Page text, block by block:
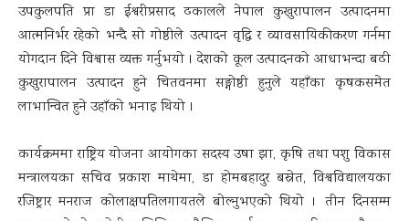
उपकुलपति प्रा डा ईश्वरीप्रसाद ढकालले नेपाल कुखुरापालन उत्पादनमा
आत्मनिर्भर रहेको भन्दै सो गोष्ठीले उत्पादन वृद्धि र व्यावसायिकीकरण गर्नमा
योगदान दिने विश्वास व्यक्त गर्नुभयो । देशको कूल उत्पादनको आधाभन्दा बढी
कुखुरापालन उत्पादन हुने चितवनमा सङ्गोष्ठी हुनुले यहाँका कृषकसमेत
लाभान्वित हुने उहाँको भनाइ थियो ।
कार्यक्रममा राष्ट्रिय योजना आयोगका सदस्य उषा झा, कृषि तथा पशु विकास
मन्त्रालयका सचिव प्रकाश माथेमा, डा होमबहादुर बस्नेत, विश्वविद्यालयका
रजिष्ट्रार मनराज कोलाक्षपतिलगायतले बोल्नुभएको थियो । तीन दिनसम्म